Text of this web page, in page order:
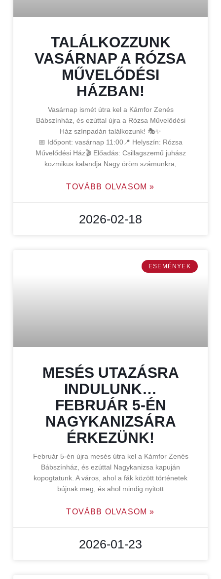
TALÁLKOZZUNK
VASÁRNAP A RÓZSA
MŰVELŐDÉSI
HÁZBAN!
Vasárnap ismét útra kel a Kámfor Zenés
Bábszínház, és ezúttal újra a Rózsa Művelődési
Ház színpadán találkozunk! 🎭✨
📅 Időpont: vasárnap 11:00📍 Helyszín: Rózsa
Művelődési Ház🎬 Előadás: Csillagszemű juhász
kozmikus kalandja Nagy öröm számunkra,
TOVÁBB OLVASOM »
2026-02-18
ESEMÉNYEK
MESÉS UTAZÁSRA
INDULUNK…
FEBRUÁR 5-ÉN
NAGYKANIZSÁRA
ÉRKEZÜNK!
Február 5-én újra mesés útra kel a Kámfor Zenés
Bábszínház, és ezúttal Nagykanizsa kapuján
kopogtatunk. A város, ahol a fák között történetek
bújnak meg, és ahol mindig nyitott
TOVÁBB OLVASOM »
2026-01-23